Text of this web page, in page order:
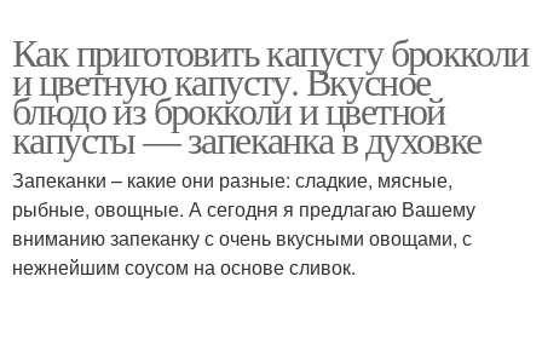
Как приготовить капусту брокколи
и цветную капусту. Вкусное
блюдо из брокколи и цветной
капусты — запеканка в духовке
Запеканки – какие они разные: сладкие, мясные,
рыбные, овощные. А сегодня я предлагаю Вашему
вниманию запеканку с очень вкусными овощами, с
нежнейшим соусом на основе сливок.